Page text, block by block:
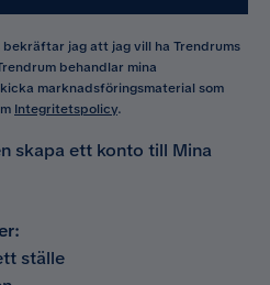
jag att jag vill ha Trendrums
behandlar mina
marknadsföringsmaterial som
Integritetspolicy.
skapa ett konto till Mina
ställe